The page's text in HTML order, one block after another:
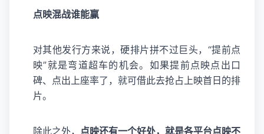
点映混战谁能赢
对其他发行方来说，硬排片拼不过巨头，“提前点
映”就是弯道超车的机会。如果提前点映点出口
碑、点出上座率了，就可借此去抢占上映首日的排
片。
除此之外， 点映还有一个好处，就是各平台点映不